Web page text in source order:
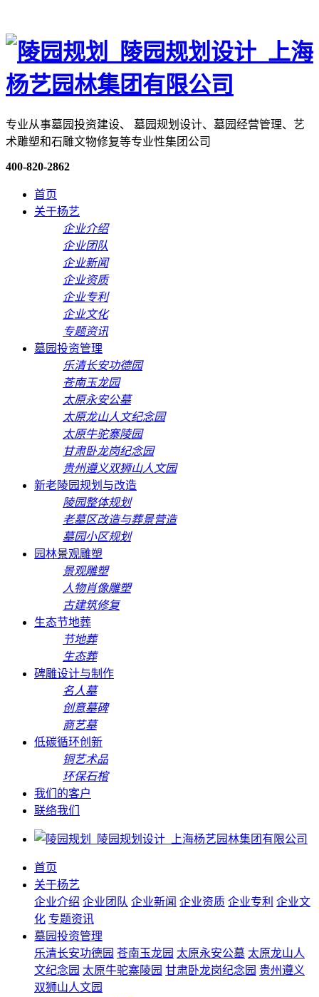
专业从事墓园投资建设、 墓园规划设计、墓园经营管理、艺
术雕塑和石雕文物修复等专业性集团公司
400-820-2862
首页
关于杨艺
企业介绍
企业团队
企业新闻
企业资质
企业专利
企业文化
专题资讯
墓园投资管理
乐清长安功德园
苍南玉龙园
太原永安公墓
太原龙山人文纪念园
太原牛驼寨陵园
甘肃卧龙岗纪念园
贵州遵义双狮山人文园
新老陵园规划与改造
陵园整体规划
老墓区改造与葬景营造
墓园小区规划
园林景观雕塑
景观雕塑
人物肖像雕塑
古建筑修复
生态节地葬
节地葬
生态葬
碑雕设计与制作
名人墓
创意墓碑
商艺墓
低碳循环创新
铜艺术品
环保石棺
我们的客户
联络我们
首页
关于杨艺
企业介绍 企业团队 企业新闻 企业资质 企业专利 企业文
化 专题资讯
墓园投资管理
乐清长安功德园 苍南玉龙园 太原永安公墓 太原龙山人
文纪念园 太原牛驼寨陵园 甘肃卧龙岗纪念园 贵州遵义
双狮山人文园